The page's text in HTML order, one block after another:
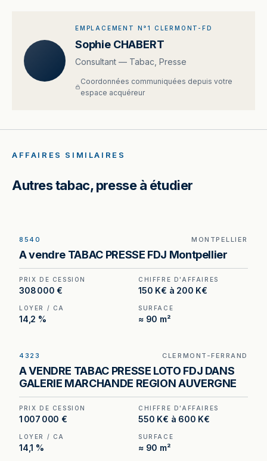
EMPLACEMENT N°1 CLERMONT-FD
Sophie CHABERT
Consultant — Tabac, Presse
Coordonnées communiquées depuis votre
espace acquéreur
AFFAIRES SIMILAIRES
Autres tabac, presse à étudier
d'affaires, fermeture tous les week-ends.
8540 MONTPELLIER
A vendre TABAC PRESSE FDJ Montpellier
PRIX DE CESSION
308 000 €
CHIFFRE D'AFFAIRES
150 K€ à 200 K€
LOYER / CA
14,2 %
SURFACE
≈ 90 m²
Ferrand, au prix de 1 007 000 €. (Honoraires à la
charge de l'acquéreur : 57 000 €).
4323 CLERMONT-FERRAND
A VENDRE TABAC PRESSE LOTO FDJ DANS
GALERIE MARCHANDE REGION AUVERGNE
PRIX DE CESSION
1 007 000 €
CHIFFRE D'AFFAIRES
550 K€ à 600 K€
LOYER / CA
14,1 %
SURFACE
≈ 90 m²